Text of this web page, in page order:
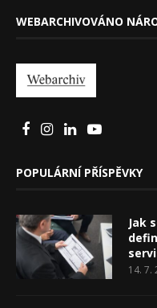
WEBARCHIVOVÁNO
POPULÁRNÍ PŘÍSPĚVKY
Jak
14. 7.